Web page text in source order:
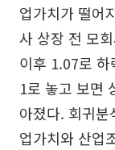
업가치가 떨어
사 상장 전 모
이후 1.07로
1로 놓고 보면
아졌다. 회귀
업가치와 산업